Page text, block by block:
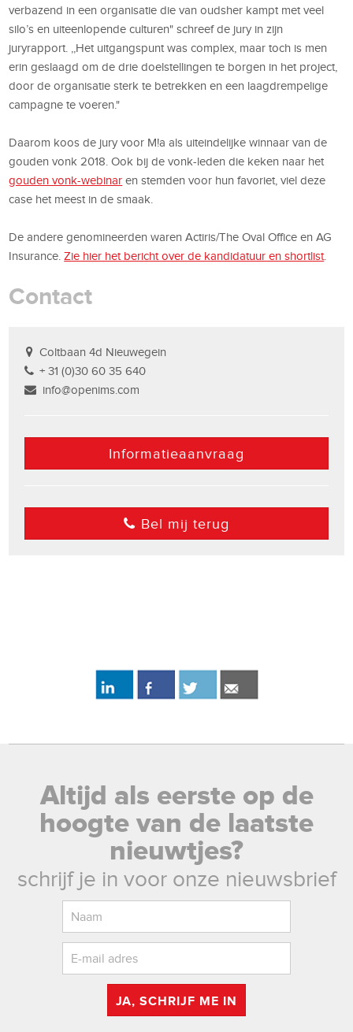
verbazend in een organisatie die van oudsher kampt met veel
silo’s en uiteenlopende culturen" schreef de jury in zijn
juryrapport. ,,Het uitgangspunt was complex, maar toch is men
erin geslaagd om de drie doelstellingen te borgen in het project,
door de organisatie sterk te betrekken en een laagdrempelige
campagne te voeren."
Daarom koos de jury voor M!a als uiteindelijke winnaar van de
gouden vonk 2018. Ook bij de vonk-leden die keken naar het
gouden vonk-webinar en stemden voor hun favoriet, viel deze
case het meest in de smaak.
De andere genomineerden waren Actiris/The Oval Office en AG
Insurance.Zie hier het bericht over de kandidatuur en shortlist.
Contact
Coltbaan 4d Nieuwegein
+ 31 (0)30 60 35 640
info@openims.com
Informatieaanvraag
Bel mij terug
Altijd als eerste op de
hoogte van de laatste
nieuwtjes?
schrijf je in voor onze nieuwsbrief
JA, SCHRIJF ME IN